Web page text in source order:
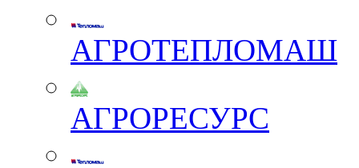
АГРОТЕПЛОМАШ
АГРОРЕСУРС